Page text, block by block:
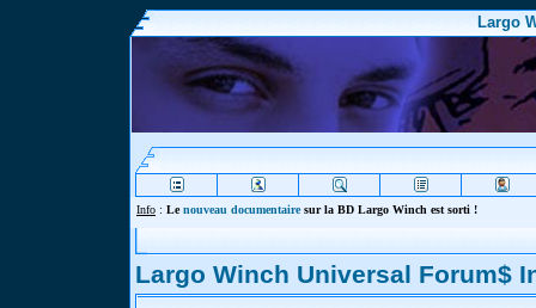
Largo
Info : Lenouveau documentairesur la BD Largo Winch est sorti !
Largo Winch Universal Forum$